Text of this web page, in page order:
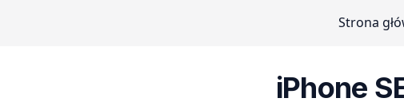
Strona
iPhone